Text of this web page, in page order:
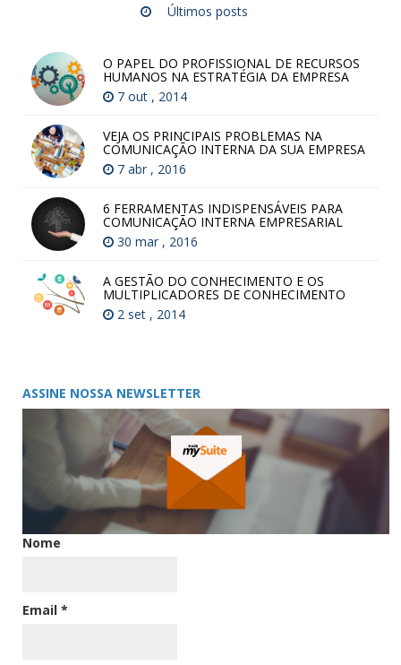
Últimos posts
O PAPEL DO PROFISSIONAL DE RECURSOS
HUMANOS NA ESTRATÉGIA DA EMPRESA
7 out , 2014
VEJA OS PRINCIPAIS PROBLEMAS NA
COMUNICAÇÃO INTERNA DA SUA EMPRESA
7 abr , 2016
6 FERRAMENTAS INDISPENSÁVEIS PARA
COMUNICAÇÃO INTERNA EMPRESARIAL
30 mar , 2016
A GESTÃO DO CONHECIMENTO E OS
MULTIPLICADORES DE CONHECIMENTO
2 set , 2014
ASSINE NOSSA NEWSLETTER
Nome
Email *